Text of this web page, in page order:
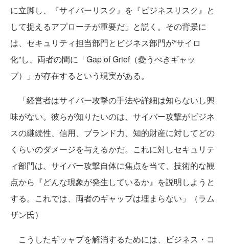
に立脚し、『サイバーリスク』を『ビジネスリスク』と
して捉えるアプローチが重要だ」と説く。その背景に
は、セキュリティ担当部門とビジネス部門が“サイロ
化”し、両者の間に「Gap of Grief（憂うべきギャッ
プ）」が存在するという現実がある。
「経営者はサイバー攻撃の手法や詳細は知らないし興
味がない。彼らが知りたいのは、サイバー攻撃がビジネ
スの継続性、信用、ブランド力、知的財産に対してどの
くらいのダメージを与えるかだ。これに対しセキュリテ
ィ部門は、サイバー攻撃自体に焦点を当て、技術的な観
点から『どんな現象が発生しているか』を説明しようと
する。これでは、両者のギャップは埋まらない」（ラム
ザン氏）
こうしたギッャプを解消するためには、ビジネス・コ